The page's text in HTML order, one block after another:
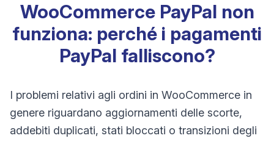
WooCommerce PayPal non
funziona: perché i pagamenti
PayPal falliscono?
I problemi relativi agli ordini in WooCommerce in
genere riguardano aggiornamenti delle scorte,
addebiti duplicati, stati bloccati o transizioni degli